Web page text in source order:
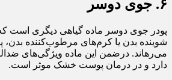
۶. جوی دوسر
پودر جوی دوسر ماده گیاهی دیگری است که
شوینده بدن یا کرم‌های مرطوب‌کننده
می‌رهاند. درضمن این ماده ویژگی‌های
دارد و در درمان پوست خشک موثر است.